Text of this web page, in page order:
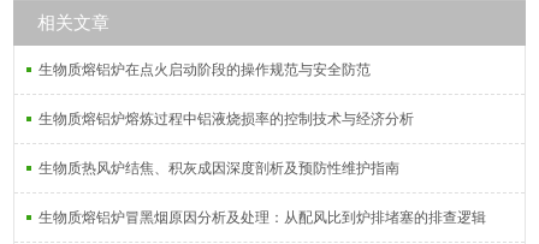
相关文章
生物质熔铝炉在点火启动阶段的操作规范与安全防范
生物质熔铝炉熔炼过程中铝液烧损率的控制技术与经济分析
生物质热风炉结焦、积灰成因深度剖析及预防性维护指南
生物质熔铝炉冒黑烟原因分析及处理：从配风比到炉排堵塞的排查逻辑